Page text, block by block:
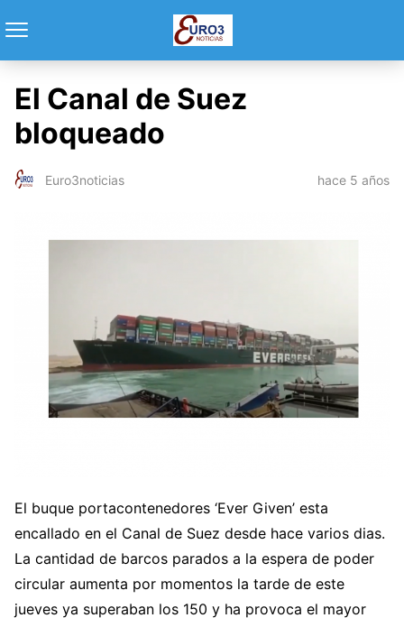
El Canal de Suez
bloqueado
Euro3noticias hace 5 años
El buque portacontenedores ‘Ever Given’ esta
encallado en el Canal de Suez desde hace varios dias.
La cantidad de barcos parados a la espera de poder
circular aumenta por momentos la tarde de este
jueves ya superaban los 150 y ha provoca el mayor